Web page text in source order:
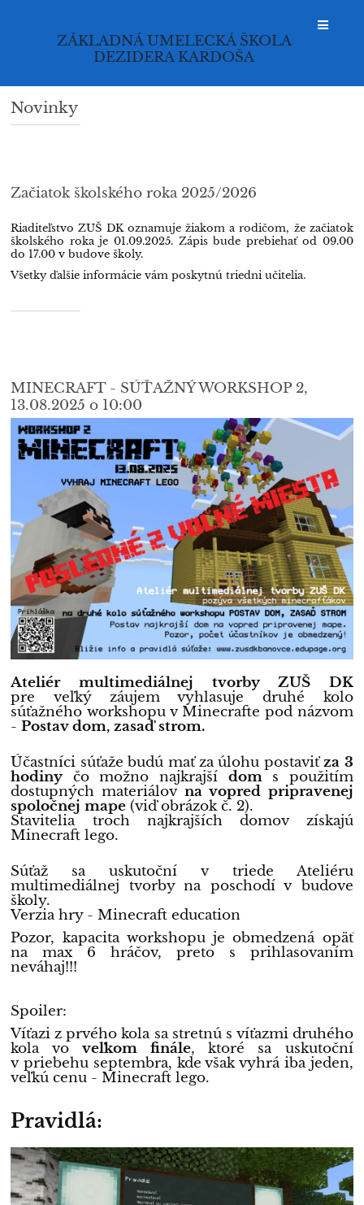
ZÁKLADNÁ UMELECKÁ ŠKOLA
DEZIDERA KARDOŠA
Novinky
Novinky
Začiatok školského roka 2025/2026
Riaditeľstvo ZUŠ DK oznamuje žiakom a rodičom, že začiatok
školského roka je 01.09.2025. Zápis bude prebiehať od 09.00
do 17.00 v budove školy.
Všetky ďalšie informácie vám poskytnú triedni učitelia.
MINECRAFT - SÚŤAŽNÝ WORKSHOP 2,
13.08.2025 o 10:00
Ateliér multimediálnej tvorby ZUŠ DK
pre veľký záujem vyhlasuje druhé kolo
súťažného workshopu v Minecrafte pod názvom
-Postav dom, zasaď strom.
Účastníci súťaže budú mať za úlohu postaviťza 3
hodinyčo možno najkrajší doms použitím
dostupných materiálov na vopred pripravenej
spoločnej mape(viď obrázok č. 2).
Stavitelia troch najkrajších domov získajú
Minecraft lego.
Súťaž sa uskutoční v triede Ateliéru
multimediálnej tvorby na poschodí v budove
školy.
Verzia hry - Minecraft education
Pozor, kapacita workshopu je obmedzená opäť
na max 6 hráčov, preto s prihlasovaním
neváhaj!!!
Spoiler:
Víťazi z prvého kola sa stretnú s víťazmi druhého
kola vo veľkom finále, ktoré sa uskutoční
v priebehu septembra, kde však vyhrá iba jeden,
veľkú cenu - Minecraft lego.
Pravidlá: